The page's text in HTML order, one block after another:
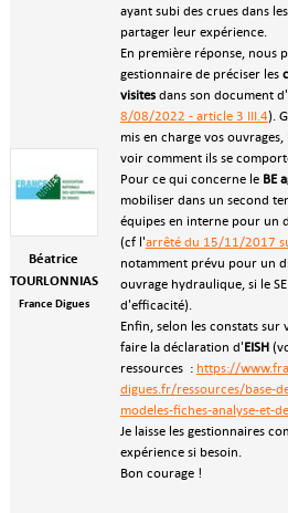
Béatrice
TOURLONNIAS
France Digues
ayant subi des crues dans
partager leur expérience.
En première réponse, nous
gestionnaire de préciser les
visites dans son document
8/08/2022 - article 3 III.4).
mis en charge vos
voir comment ils se
Pour ce qui concerne le BE
mobiliser dans un second
équipes en interne pour un
(cf l'arrêté du 15/11/2017
notamment prévu pour un
ouvrage hydraulique, si le
d'efficacité).
Enfin, selon les constats sur
faire la déclaration d'EISH
ressources : https://
digues.fr/ressources/base-
modeles-fiches-analyse-et-
Je laisse les gestionnaires
expérience si besoin.
Bon courage !